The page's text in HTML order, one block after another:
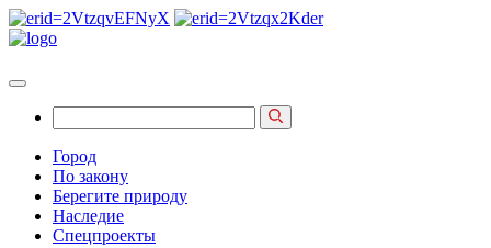
Город
По закону
Берегите природу
Наследие
Спецпроекты